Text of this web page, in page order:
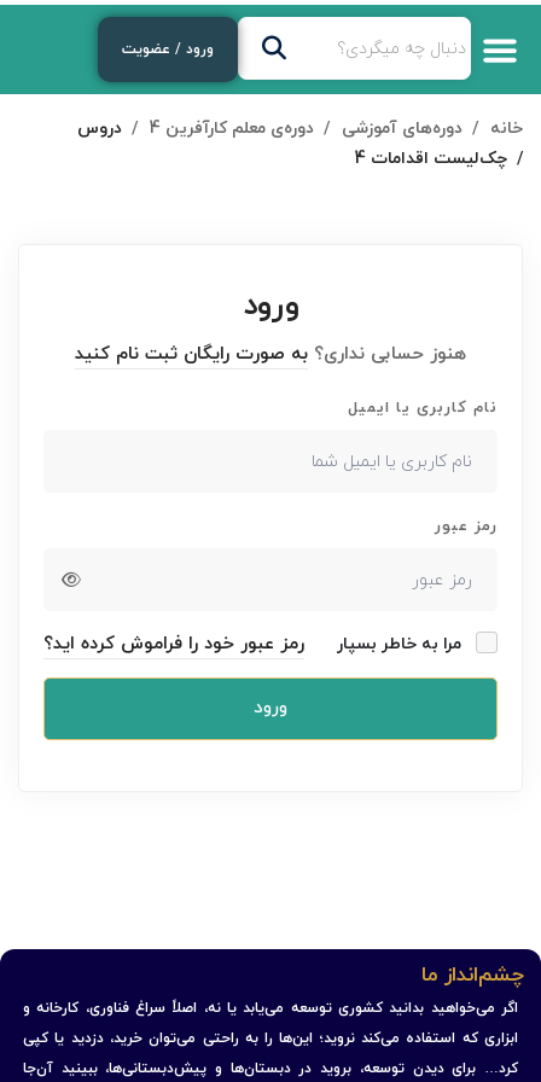
ورود / عضویت
خانه دوره‌های آموزشی دوره‌ی معلم کارآفرین 4
دروس
چک‌لیست اقدامات 4
ورود
هنوز حسابی نداری؟ به صورت رایگان ثبت نام کنید
نام کاربری یا ایمیل
رمز عبور
مرا به خاطر بسپار رمز عبور خود را فراموش کرده اید؟
ورود
چشم‌انداز ما
اگر می‌خواهید بدانید کشوری توسعه می‌یابد یا نه، اصلاً سراغ فناوری، کارخانه و
ابزاری که استفاده می‌کند نروید؛ این‌ها را به راحتی می‌توان خرید، دزدید یا کپی
کرد… برای دیدن توسعه، بروید در دبستان‌ها و پیش‌دبستانی‌ها، ببینید آن‌جا